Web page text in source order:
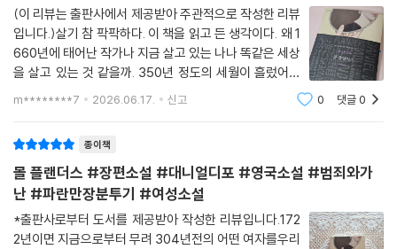
라 보이고 삶의 행복과 기쁨, 슬픔에 관한 생각이 예전과 판이하게 달라지
기 시작했다. 그동안 살면서 알아온 것들보다 무한정 우월한 존재가 있다
는 생각 말고는 내 머릿속에 아무것도 남지 않게 되었다.
--- p.434
에서 결혼해 아내를 맞이했을 때 내가 사기를 당했다고 이제 누가 말할 수
생각이 드니 말이오.”
일찍이 여성 교육의 중요성을 설파하는 등 여성 문제에서 앞서나간 면모를
보인 디포는 『몰 플랜더스』에서 온갖 불리한 악조건에 내몰린 여성의 현실
을 예리하게 그려냈다. 여성을 부당하게 억압하는 결혼 제도, 사랑하지 않
아도 집안 배경과 재력만 보고 결혼을 하는 배금주의 풍조, 여성은 남편의
사망과 도주로 인해 홀로 남더라도 재혼하기 어렵다는 문제 등이 몰의 신
닥나자 매춘과 절도로 생계를 이어가는 대목에서는 여성에게 더욱 가혹하
고 열악한 실상이 낱낱이 드러난다. 몰이 늘 최악의 상황을 대비해 생활비
를 꼼꼼하고도 강박적으로 헤아리는 모습도 인상적인데, 이는 사업 실패와
채무로 평생 골머리를 썩였기에 돈에 집착할 수밖에 없었던 디포의 삶을
떠올리게도 한다.
(이 리뷰는 출판사에서 제공받아 주관적으로 작성한 리뷰
입니다.)살기 참 팍팍하다. 이 책을 읽고 든 생각이다. 왜 1
660년에 태어난 작가나 지금 살고 있는 나나 똑같은 세상
을 살고 있는 것 같을까. 350년 정도의 세월이 흘렀어도
삶이 힘들다는 생각이 든다. 그리고 사람은 다 다른 것 같
m********7 2026.06.17. 신고 0 댓글0
종이책
몰 플랜더스 #장편소설 #대니얼디포 #영국소설 #범죄와가
난 #파란만장분투기 #여성소설
*출판사로부터 도서를 제공받아 작성한 리뷰입니다.172
2년이면 지금으로부터 무려 304년전의 어떤 여자를우리